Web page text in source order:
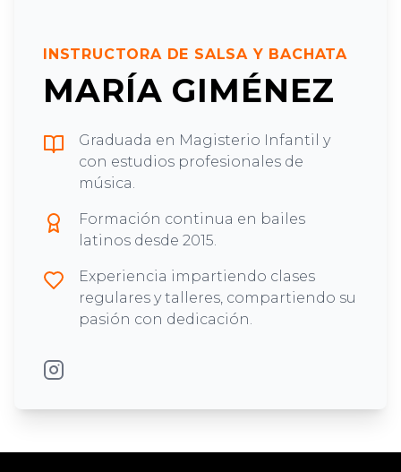
INSTRUCTORA DE SALSA Y BACHATA
MARÍA GIMÉNEZ
Graduada en Magisterio Infantil y
con estudios profesionales de
música.
Formación continua en bailes
latinos desde 2015.
Experiencia impartiendo clases
regulares y talleres, compartiendo su
pasión con dedicación.